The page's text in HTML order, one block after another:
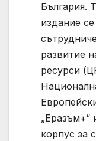
България.
издание
развитие
ресурси
„Еразъм+“
корпус за